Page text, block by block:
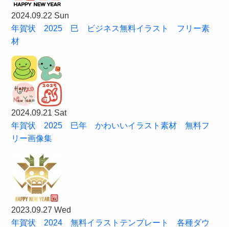
2024.09.22 Sun
年賀状 2025 巳 ビジネス無料イラスト フリー素
材
2024.09.21 Sat
年賀状 2025 巳年 かわいいイラスト素材 無料フ
リー画像集
2023.09.27 Wed
年賀状 2024 無料イラストテンプレート 各種ダウ